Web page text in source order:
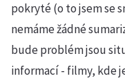
pokryté (o to jsem se
nemáme žádné
bude problém jsou
informací - filmy, kde